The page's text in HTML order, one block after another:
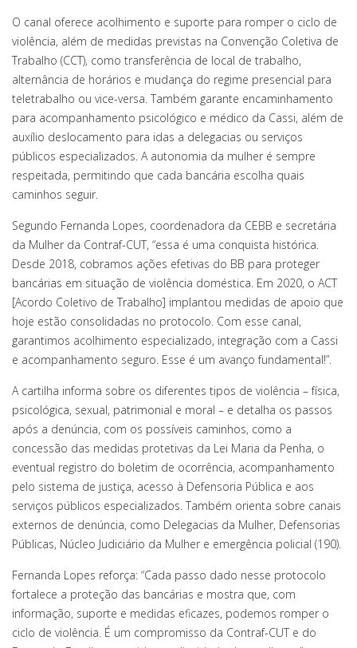
O canal oferece acolhimento e suporte para romper o ciclo de
violência, além de medidas previstas na Convenção Coletiva de
Trabalho (CCT), como transferência de local de trabalho,
alternância de horários e mudança do regime presencial para
teletrabalho ou vice-versa. Também garante encaminhamento
para acompanhamento psicológico e médico da Cassi, além de
auxílio deslocamento para idas a delegacias ou serviços
públicos especializados. A autonomia da mulher é sempre
respeitada, permitindo que cada bancária escolha quais
caminhos seguir.
Segundo Fernanda Lopes, coordenadora da CEBB e secretária
da Mulher da Contraf-CUT, “essa é uma conquista histórica.
Desde 2018, cobramos ações efetivas do BB para proteger
bancárias em situação de violência doméstica. Em 2020, o ACT
[Acordo Coletivo de Trabalho] implantou medidas de apoio que
hoje estão consolidadas no protocolo. Com esse canal,
garantimos acolhimento especializado, integração com a Cassi
e acompanhamento seguro. Esse é um avanço fundamental!”.
A cartilha informa sobre os diferentes tipos de violência – física,
psicológica, sexual, patrimonial e moral – e detalha os passos
após a denúncia, com os possíveis caminhos, como a
concessão das medidas protetivas da Lei Maria da Penha, o
eventual registro do boletim de ocorrência, acompanhamento
pelo sistema de justiça, acesso à Defensoria Pública e aos
serviços públicos especializados. Também orienta sobre canais
externos de denúncia, como Delegacias da Mulher, Defensorias
Públicas, Núcleo Judiciário da Mulher e emergência policial (190).
Fernanda Lopes reforça: “Cada passo dado nesse protocolo
fortalece a proteção das bancárias e mostra que, com
informação, suporte e medidas eficazes, podemos romper o
ciclo de violência. É um compromisso da Contraf-CUT e do